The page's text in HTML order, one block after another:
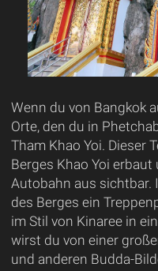
Wenn du von Bangkok
Orte, den du in
Tham Khao Yoi. Dieser
Berges Khao Yoi
Autobahn aus sichtbar.
des Berges ein
im Stil von Kinaree in
wirst du von einer
und anderen Budda-